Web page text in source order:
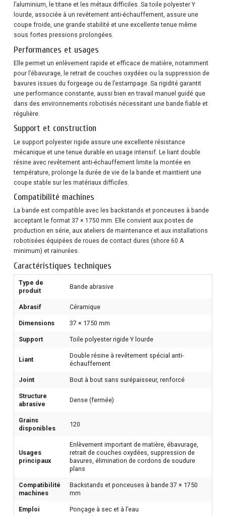
l’aluminium, le titane et les métaux difficiles. Sa toile polyester Y
lourde, associée à un revêtement anti-échauffement, assure une
coupe froide, une grande stabilité et une excellente tenue même
sous fortes pressions prolongées.
Performances et usages
Elle permet un enlèvement rapide et efficace de matière, notamment
pour l’ébavurage, le retrait de couches oxydées ou la suppression de
bavures issues du forgeage ou de l’estampage. Sa rigidité garantit
une performance constante, aussi bien en travail manuel guidé que
dans des environnements robotisés nécessitant une bande fiable et
régulière.
Support et construction
Le support polyester rigide assure une excellente résistance
mécanique et une tenue durable en usage intensif. Le liant double
résine avec revêtement anti-échauffement limite la montée en
température, prolonge la durée de vie de la bande et maintient une
coupe stable sur les matériaux difficiles.
Compatibilité machines
La bande est compatible avec les backstands et ponceuses à bande
acceptant le format 37 × 1750 mm. Elle convient aux postes de
production en série, aux ateliers de maintenance et aux installations
robotisées équipées de roues de contact dures (shore 60 A
minimum) et rainurées.
Caractéristiques techniques
Type de
produit
Bande abrasive
Abrasif Céramique
Dimensions 37 × 1750 mm
Support Toile polyester rigide Y lourde
Liant
Double résine à revêtement spécial anti-
échauffement
Joint Bout à bout sans surépaisseur, renforcé
Structure
abrasive
Dense (fermée)
Grains
disponibles
120
Usages
principaux
Enlèvement important de matière, ébavurage,
retrait de couches oxydées, suppression de
bavures, élimination de cordons de soudure
plans
Compatibilité
machines
Backstands et ponceuses à bande 37 × 1750
mm
Emploi Ponçage à sec et à l’eau